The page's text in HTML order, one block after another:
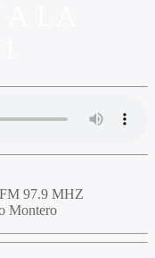
97.9 MHZ
Montero